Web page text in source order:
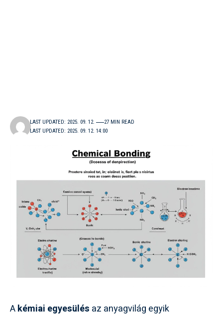
LAST UPDATED: 2025. 09. 12. 14:00
LAST UPDATED: 2025. 09. 12. 27 MIN READ
Akémiai egyesülés az anyagvilág egyik